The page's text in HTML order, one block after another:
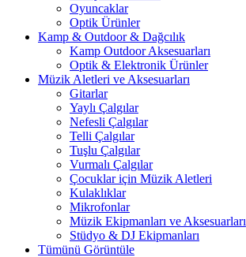
Oyuncaklar
Optik Ürünler
Kamp & Outdoor & Dağcılık
Kamp Outdoor Aksesuarları
Optik & Elektronik Ürünler
Müzik Aletleri ve Aksesuarları
Gitarlar
Yaylı Çalgılar
Nefesli Çalgılar
Telli Çalgılar
Tuşlu Çalgılar
Vurmalı Çalgılar
Çocuklar için Müzik Aletleri
Kulaklıklar
Mikrofonlar
Müzik Ekipmanları ve Aksesuarları
Stüdyo & DJ Ekipmanları
Tümünü Görüntüle